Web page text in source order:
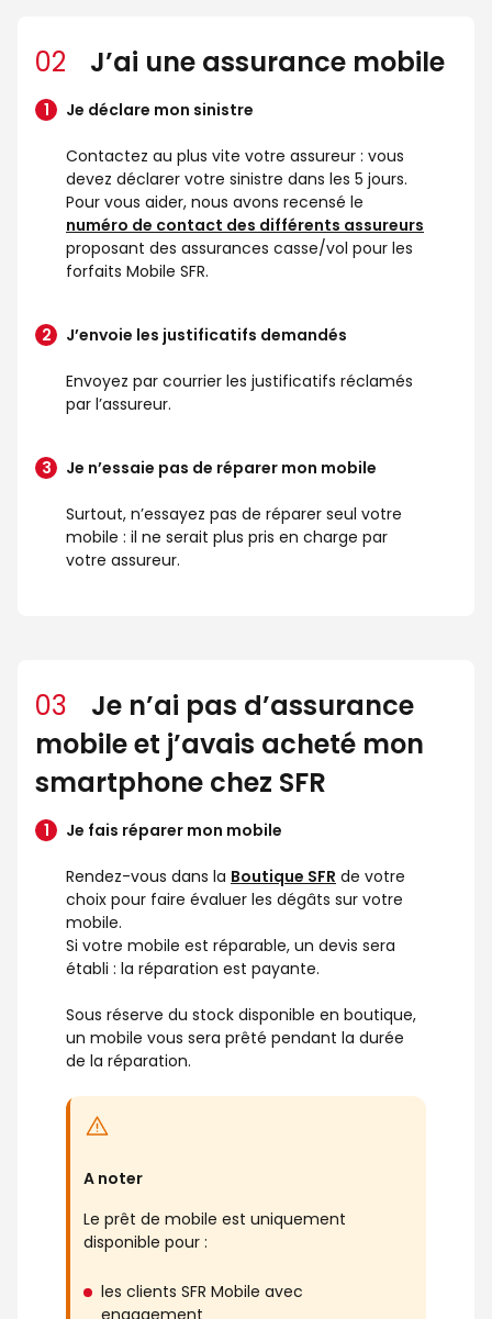
02 J’ai une assurance mobile
Je déclare mon sinistre
Contactez au plus vite votre assureur : vous
devez déclarer votre sinistre dans les 5 jours.
Pour vous aider, nous avons recensé le
numéro de contact des différents assureurs
proposant des assurances casse/vol pour les
forfaits Mobile SFR.
J’envoie les justificatifs demandés
Envoyez par courrier les justificatifs réclamés
par l’assureur.
Je n’essaie pas de réparer mon mobile
Surtout, n’essayez pas de réparer seul votre
mobile : il ne serait plus pris en charge par
votre assureur.
03
Je n’ai pas d’assurance
mobile et j’avais acheté mon
smartphone chez SFR
Je fais réparer mon mobile
Rendez-vous dans la Boutique SFR de votre
choix pour faire évaluer les dégâts sur votre
mobile.
Si votre mobile est réparable, un devis sera
établi : la réparation est payante.
Sous réserve du stock disponible en boutique,
un mobile vous sera prêté pendant la durée
de la réparation.
A noter
Le prêt de mobile est uniquement
disponible pour :
les clients SFR Mobile avec
engagement